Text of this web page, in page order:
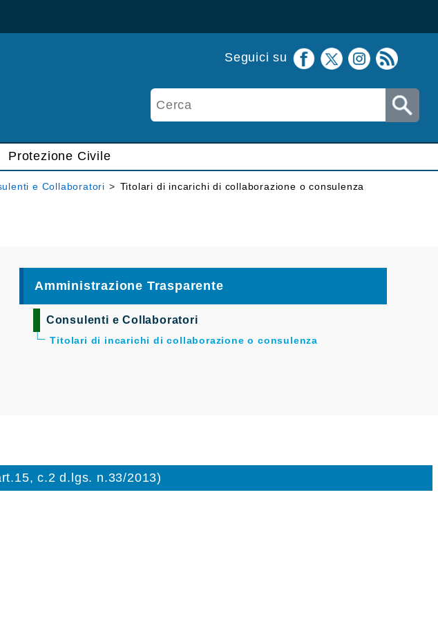
Seguici su
Protezione Civile
e Collaboratori > Titolari di incarichi di collaborazione o consulenza
Amministrazione Trasparente
Consulenti e Collaboratori
Titolari di incarichi di collaborazione o consulenza
c.2 d.lgs. n.33/2013)